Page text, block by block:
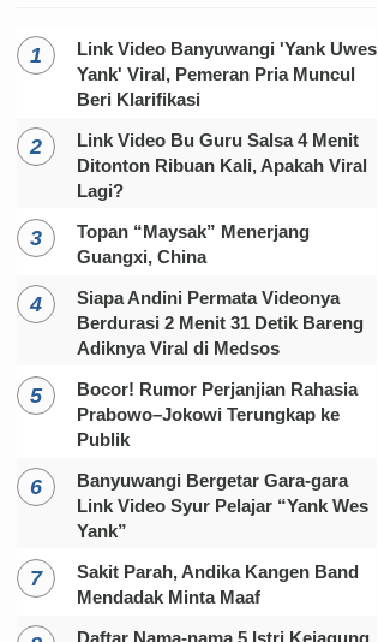
Link Video Banyuwangi 'Yank Uwes
Yank' Viral, Pemeran Pria Muncul
Beri Klarifikasi
Link Video Bu Guru Salsa 4 Menit
Ditonton Ribuan Kali, Apakah Viral
Lagi?
Topan “Maysak” Menerjang
Guangxi, China
Siapa Andini Permata Videonya
Berdurasi 2 Menit 31 Detik Bareng
Adiknya Viral di Medsos
Bocor! Rumor Perjanjian Rahasia
Prabowo–Jokowi Terungkap ke
Publik
Banyuwangi Bergetar Gara-gara
Link Video Syur Pelajar “Yank Wes
Yank”
Sakit Parah, Andika Kangen Band
Mendadak Minta Maaf
Daftar Nama-nama 5 Istri Kejagung